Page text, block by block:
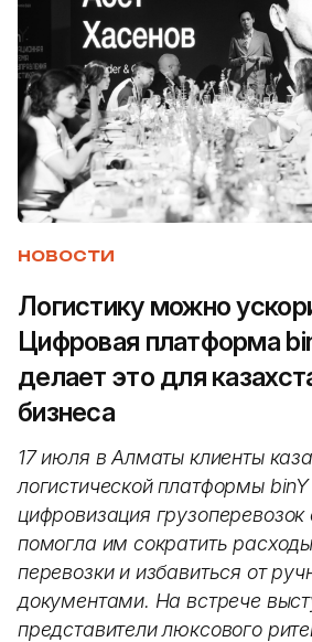
НОВОСТИ
Логистику можно
Цифровая платформа
делает это для
бизнеса
17 июля в Алматы клиенты
логистической платформы
цифровизация
помогла им сократить
перевозки и избавиться от
документами. На встрече
представители люксового